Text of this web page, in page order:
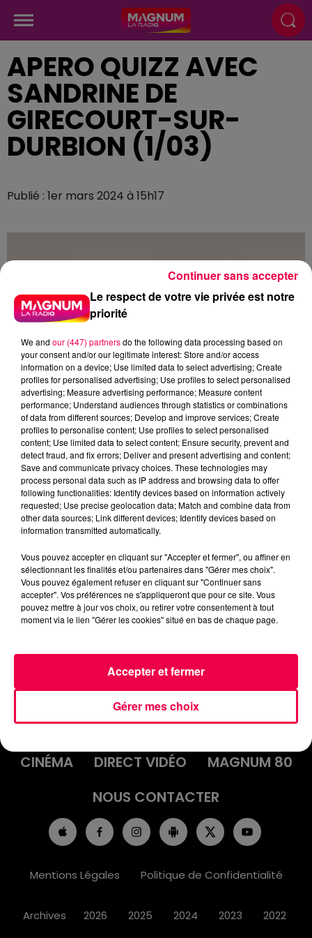
APERO QUIZZ AVEC
SANDRINE DE
GIRECOURT-SUR-
DURBION (1/03)
Publié : 1er mars 2024 à 15h17
podcasts/2024/03/20240301-APERO-QUIZZ.mp3
ACCUEIL INFOS
EMISSIONS
AGENDA
JEUX
PODCASTS
CINÉMA
DIRECT VIDÉO
MAGNUM 80
NOUS CONTACTER
Mentions Légales Politique de Confidentialité
Archives 2026 2025 2024 2023 2022
Le respect de votre vie privée est notre
priorité
We and our (447) partnersdo the following data processing based on
your consent and/or our legitimate interest: Store and/or access
information on a device; Use limited data to select advertising; Create
profiles for personalised advertising; Use profiles to select personalised
advertising; Measure advertising performance; Measure content
performance; Understand audiences through statistics or combinations
of data from different sources; Develop and improve services; Create
profiles to personalise content; Use profiles to select personalised
content; Use limited data to select content; Ensure security, prevent and
detect fraud, and fix errors; Deliver and present advertising and content;
Save and communicate privacy choices. These technologies may
process personal data such as IP address and browsing data to offer
following functionalities: Identify devices based on information actively
requested; Use precise geolocation data; Match and combine data from
other data sources; Link different devices; Identify devices based on
information transmitted automatically.
Vous pouvez accepter en cliquant sur "Accepter et fermer", ou affiner en
sélectionnant les finalités et/ou partenaires dans "Gérer mes choix".
Vous pouvez également refuser en cliquant sur "Continuer sans
accepter". Vos préférences ne s'appliqueront que pour ce site. Vous
pouvez mettre à jour vos choix, ou retirer votre consentement à tout
moment via le lien "Gérer les cookies" situé en bas de chaque page.
Gérer mes choix
Accepter et fermer
Continuer sans accepter